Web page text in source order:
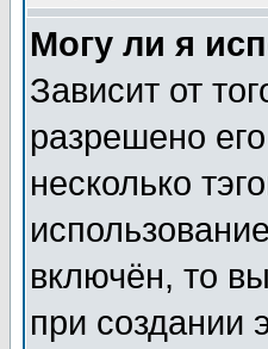
Могу ли я
Зависит от
разрешено
несколько
включён, то
при создании